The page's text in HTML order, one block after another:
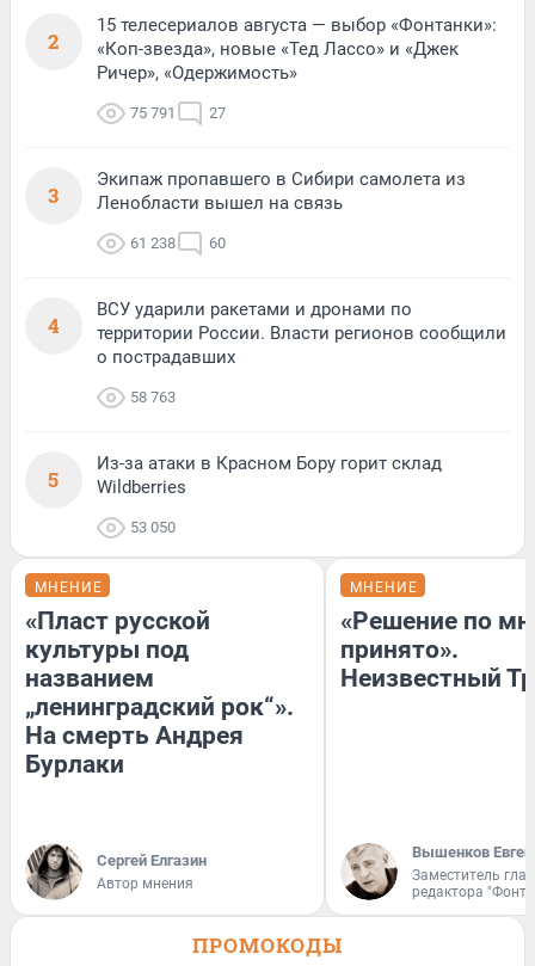
2
15 телесериалов августа — выбор «Фонтанки»:
«Коп-звезда», новые «Тед Лассо» и «Джек
Ричер», «Одержимость»
75 791 27
3
Экипаж пропавшего в Сибири самолета из
Ленобласти вышел на связь
61 238 60
4
ВСУ ударили ракетами и дронами по
территории России. Власти регионов сообщили
о пострадавших
58 763
5
Из-за атаки в Красном Бору горит склад
Wildberries
53 050
МНЕНИЕ
«Пласт русской
культуры под
названием
„ленинградский рок“».
На смерть Андрея
Бурлаки
Сергей Елгазин
Автор мнения
МНЕНИЕ
«Решение по
принято».
Неизвестный
Вышенков
Заместитель
редактора
ПРОМОКОДЫ